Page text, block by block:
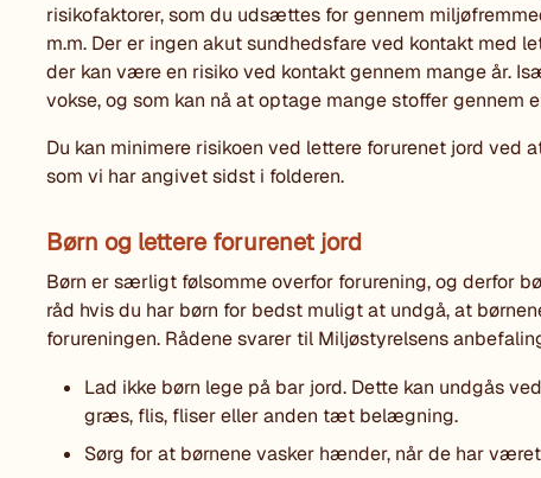
risikofaktorer, som du udsættes for gennem
m.m. Der er ingen akut sundhedsfare ved kontakt med
der kan være en risiko ved kontakt gennem mange år.
vokse, og som kan nå at optage mange stoffer gennem
Du kan minimere risikoen ved lettere forurenet jord ved
som vi har angivet sidst i folderen.
Børn og lettere forurenet jord
Børn er særligt følsomme overfor forurening, og derfor
råd hvis du har børn for bedst muligt at undgå, at
forureningen. Rådene svarer til Miljøstyrelsens
Lad ikke børn lege på bar jord. Dette kan undgås
græs, flis, fliser eller anden tæt belægning.
Sørg for at børnene vasker hænder, når de har